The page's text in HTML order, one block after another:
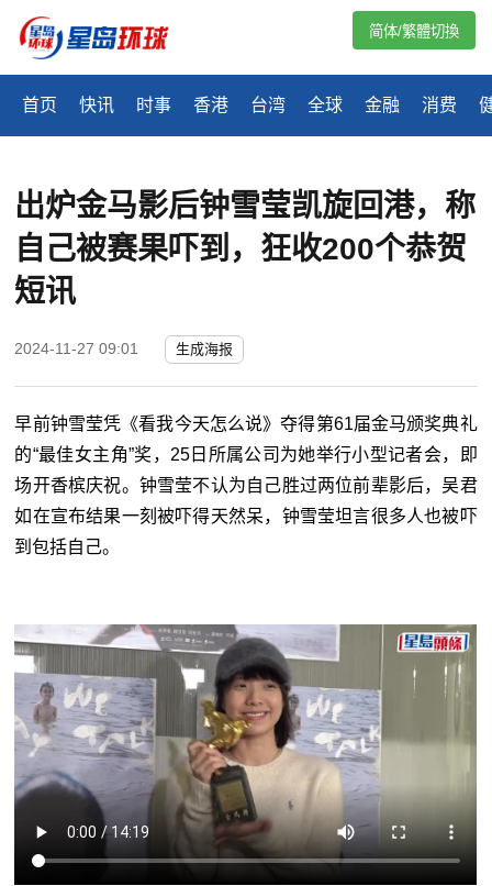
首页 快讯 时事 香港 台湾 全球 金融 消费
简体/繁體切換
出炉金马影后钟雪莹凯旋回港，称
自己被赛果吓到，狂收200个恭贺
短讯
2024-11-27 09:01 生成海报
早前钟雪莹凭《看我今天怎么说》夺得第61届金马颁奖典礼
的“最佳女主角”奖，25日所属公司为她举行小型记者会，即
场开香槟庆祝。钟雪莹不认为自己胜过两位前辈影后，吴君
如在宣布结果一刻被吓得天然呆，钟雪莹坦言很多人也被吓
到包括自己。